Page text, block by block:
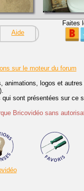
Aide
Faites
sur le moteur du forum
logos et
sont présentées sur ce
Bricovidéo sans